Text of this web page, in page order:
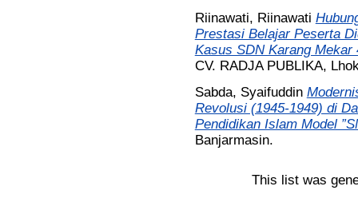
Riinawati, Riinawati
Prestasi Belajar Peserta
Kasus SDN Karang Mekar
CV. RADJA PUBLIKA,
Sabda, Syaifuddin
Revolusi (1945-1949) di
Pendidikan Islam Model
Banjarmasin.
This list was